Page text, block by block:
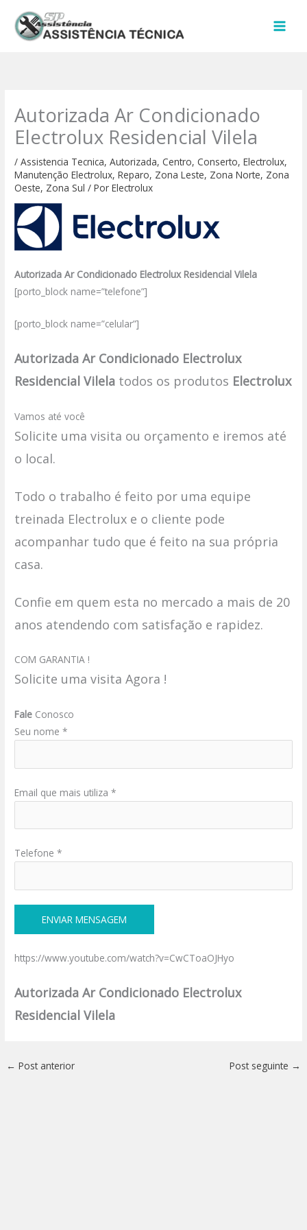
para
Autorizada Ar Condicionado
Electrolux Residencial Vilela
/Assistencia Tecnica,Autorizada,Centro,Conserto,Electrolux,
Manutenção Electrolux,Reparo, Zona Leste, Zona Norte, Zona
Oeste, Zona Sul / PorElectrolux
Autorizada Ar Condicionado Electrolux Residencial Vilela
[porto_block name=”telefone”]
[porto_block name=”celular”]
Autorizada Ar Condicionado Electrolux
Residencial Vilela todos os produtos Electrolux
Vamos até você
Solicite uma visita ou orçamento e iremos até
o local.
Todo o trabalho é feito por uma equipe
treinada Electrolux e o cliente pode
acompanhar tudo que é feito na sua própria
casa.
Confie em quem esta no mercado a mais de 20
anos atendendo com satisfação e rapidez.
COM GARANTIA !
Solicite uma visita Agora !
Fale Conosco
Seu nome *
Email que mais utiliza *
Telefone *
https://www.youtube.com/watch?v=CwCToaOJHyo
Autorizada Ar Condicionado Electrolux
Residencial Vilela
← Post anterior Post seguinte →